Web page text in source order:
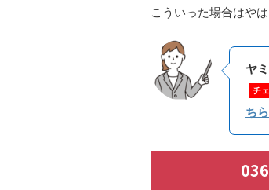
こういった場合はや
ヤ
チ
ちら